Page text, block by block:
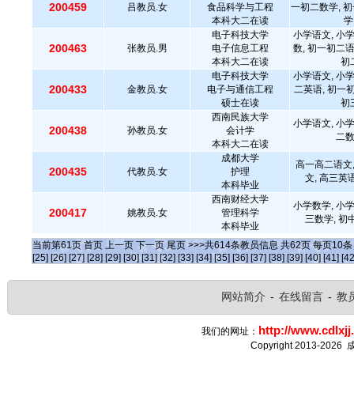
200459 吕教员.女
食品科学与工程
本科大二在读
一初二数学,
200463 张教员.男
电子科技大学
电子信息工程
本科大二在读
小学语文, 小
数, 初一初二
初
200433 金教员.女
电子科技大学
电子与通信工程
硕士在读
小学语文, 小
二英语, 初一
初
200438 孙教员.女
西南民族大学
会计学
本科大二在读
小学语文, 小
二
200435 代教员.女
成都大学
护理
本科毕业
高一高二语
文, 高三英
200417 姚教员.女
西南财经大学
管理科学
本科毕业
小学数学, 小
三数学, 初
当前第61页 首页 上一页 下一页 尾页 >>>共614条教员信息 共62页 每页10条
[25] [26] [27] [28] [29] [30] [31] [32] [33] [34] [35] [36] [37] [38] [39] [40] [41]
网站简介 - 在线留言 - 教
我们的网址： http://
Copyright 2013-2026